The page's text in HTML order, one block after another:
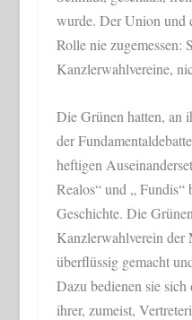
wurde. Der Union und
Rolle nie zugemessen:
Kanzlerwahlvereine,
Die Grünen hatten, an
der
heftigen
Realos“ und „ Fundis“
Geschichte. Die
Kanzlerwahlverein der
überflüssig gemacht
Dazu bedienen sie
ihrer, zumeist,